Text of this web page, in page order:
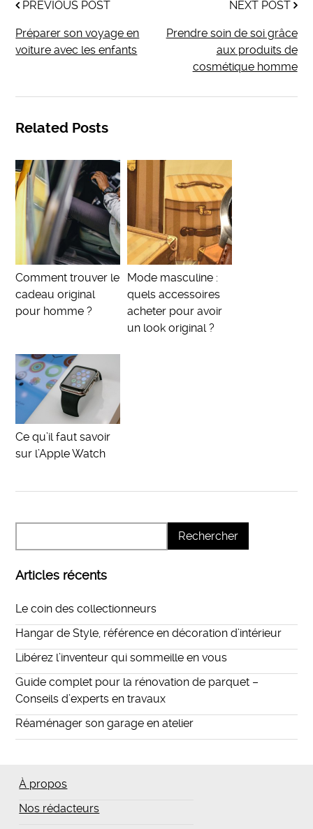
PREVIOUS POST
Préparer son voyage en
voiture avec les enfants
NEXT POST
Prendre soin de soi grâce
aux produits de
cosmétique homme
Related Posts
Comment trouver le
cadeau original
pour homme ?
Mode masculine :
quels accessoires
acheter pour avoir
un look original ?
Ce qu’il faut savoir
sur l’Apple Watch
Articles récents
Le coin des collectionneurs
Hangar de Style, référence en décoration d’intérieur
Libérez l’inventeur qui sommeille en vous
Guide complet pour la rénovation de parquet –
Conseils d’experts en travaux
Réaménager son garage en atelier
À propos
Nos rédacteurs